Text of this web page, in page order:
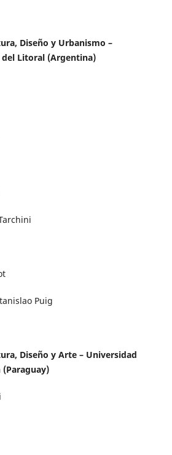
Diseño y Urbanismo –
Litoral (Argentina)
Puig
Diseño y Arte – Universidad